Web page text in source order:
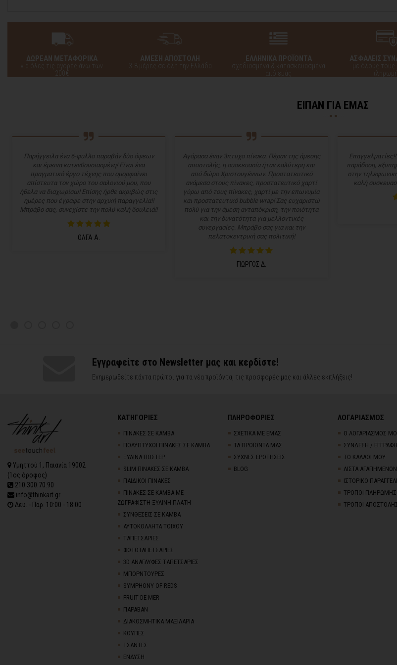
ΔΩΡΕΑΝ ΜΕΤΑΦΟΡΙΚΑ
για όλες τις αγορές άνω των
200€
ΑΜΕΣΗ ΑΠΟΣΤΟΛΗ
3-8 μέρες σε όλη την Ελλάδα
ΕΛΛΗΝΙΚΑ ΠΡΟΪΟΝΤΑ
σχεδιασμένα & κατασκευασμένα
από εμάς
ΑΣΦΑΛΕΙΣ
με όλους τους
πληρωμής
ΕΙΠΑΝ ΓΙΑ ΕΜΑΣ
Παρήγγειλα ένα 6-φυλλο παραβάν δύο όψεων
και έμεινα κατενθουσιασμένη! Είναι ένα
πραγματικό έργο τέχνης που ομορφαίνει
απίστευτα τον χώρο του σαλονιού μου, που
ήθελα να διαχωρίσω! Επίσης ήρθε ακριβώς στις
ημέρες που έγραφε στην αρχική παραγγελία!!
Μπράβο σας, συνεχίστε την πολύ καλή δουλειά!!
ΟΛΓΑ Α.
Αγόρασα έναν 3πτυχο πίνακα. Πέραν της άμεσης
αποστολής, η συσκευασία ήταν καλύτερη και
από δώρο Χριστουγέννων. Προστατευτικό
ανάμεσα στους πίνακες, προστατευτικό χαρτί
γύρω από τους πίνακες, χαρτί με την επωνυμία
και προστατευτικό bubble wrap! Σας ευχαριστώ
πολύ για την άμεση ανταπόκριση, την ποιότητα
και την δυνατότητα για μελλοντικές
συνεργασίες. Μπράβο σας για και την
πελατοκεντρική σας πολιτική!
ΓΙΩΡΓΟΣ Δ.
παράδοση,
στην
καλή
Εγγραφείτε στο Newsletter μας και κερδίστε!
Ενημερωθείτε πάντα πρώτοι για τα νέα προϊόντα, τις προσφορές μας και άλλες εκπλήξεις!
Υμηττού 1, Παιανία 19002
(1ος όροφος)
210.300.70.90
info@thinkart.gr
Δευ. - Παρ. 10:00 - 18:00
ΚΑΤΗΓΟΡΙΕΣ
ΠΙΝΑΚΕΣ ΣΕ ΚΑΜΒΑ
ΠΟΛΥΠΤΥΧΟΙ ΠΙΝΑΚΕΣ ΣΕ ΚΑΜΒΑ
ΞΥΛΙΝΑ ΠΟΣΤΕΡ
SLIM ΠΙΝΑΚΕΣ ΣΕ ΚΑΜΒΑ
ΠΑΙΔΙΚΟΙ ΠΙΝΑΚΕΣ
ΠΙΝΑΚΕΣ ΣΕ ΚΑΜΒΑ ΜΕ
ΖΩΓΡΑΦΙΣΤΗ ΞΥΛΙΝΗ ΠΛΑΤΗ
ΣΥΝΘΕΣΕΙΣ ΣΕ ΚΑΜΒΑ
ΑΥΤΟΚΟΛΛΗΤΑ ΤΟΙΧΟΥ
TΑΠΕΤΣΑΡΙΕΣ
ΦΩΤΟΤΑΠΕΤΣΑΡΙΕΣ
3D AΝΑΓΛΥΦΕΣ TΑΠΕΤΣΑΡΙΕΣ
ΜΠΟΡΝΤΟΥΡΕΣ
SYMPHONY OF REDS
FRUIT DE MER
ΠΑΡΑΒΑΝ
ΔΙΑΚΟΣΜΗΤΙΚΑ ΜΑΞΙΛΑΡΙΑ
ΚΟΥΠΕΣ
ΤΣΑΝΤΕΣ
ΕΝΔΥΣΗ
ΠΛΗΡΟΦΟΡΙΕΣ
ΣΧΕΤΙΚΑ ΜΕ ΕΜΑΣ
ΤΑ ΠΡΟΪΟΝΤΑ ΜΑΣ
ΣΥΧΝΕΣ ΕΡΩΤΗΣΕΙΣ
BLOG
ΛΟΓΑΡΙΑΣΜΟΣ
Ο ΛΟΓΑΡΙΑΣΜΟΣ
ΣΥΝΔΕΣΗ / ΕΓΓΡΑΦΗ
ΤΟ ΚΑΛΑΘΙ ΜΟΥ
ΛΙΣΤΑ ΑΓΑΠΗΜΕΝΩΝ
ΙΣΤΟΡΙΚΟ
ΤΡΟΠΟΙ ΠΛΗΡΩΜΗΣ
ΤΡΟΠΟΙ